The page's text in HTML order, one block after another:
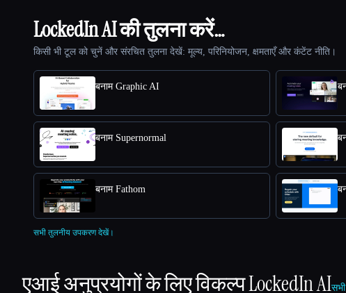
LockedIn AI की तुलना करें…
किसी भी टूल को चुनें और संरचित तुलना देखें: मूल्य, परिनियोजन, क्षमताएँ और कंटेंट नीति।
बनाम Graphic AI
बनाम Supernormal
बनाम Fathom
सभी तुलनीय उपकरण देखें।
एआई अनुप्रयोगों के लिए विकल्पLockedIn AI